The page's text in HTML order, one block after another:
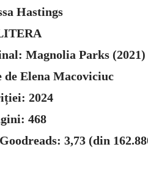
Hastings
Magnolia Parks (2021)
de Elena Macoviciuc
2024
468
3,73 (din